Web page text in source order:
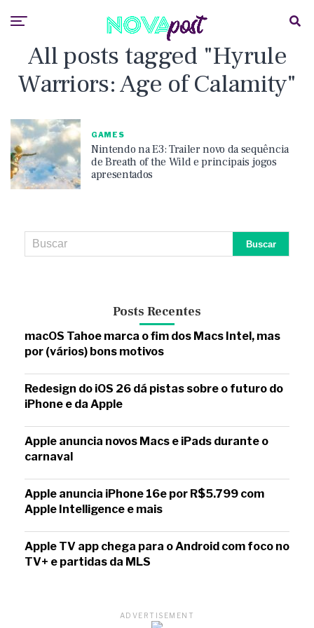
All posts tagged "Hyrule
Warriors: Age of Calamity"
GAMES
Nintendo na E3: Trailer novo da sequência
de Breath of the Wild e principais jogos
apresentados
Posts Recentes
macOS Tahoe marca o fim dos Macs Intel, mas
por (vários) bons motivos
Redesign do iOS 26 dá pistas sobre o futuro do
iPhone e da Apple
Apple anuncia novos Macs e iPads durante o
carnaval
Apple anuncia iPhone 16e por R$5.799 com
Apple Intelligence e mais
Apple TV app chega para o Android com foco no
TV+ e partidas da MLS
ADVERTISEMENT